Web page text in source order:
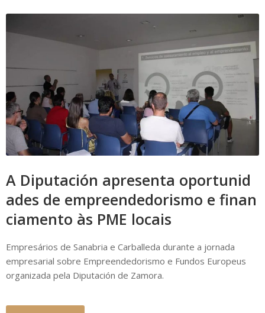
A Diputación apresenta oportunid
ades de empreendedorismo e finan
ciamento às PME locais
Empresários de Sanabria e Carballeda durante a jornada
empresarial sobre Empreendedorismo e Fundos Europeus
organizada pela Diputación de Zamora.